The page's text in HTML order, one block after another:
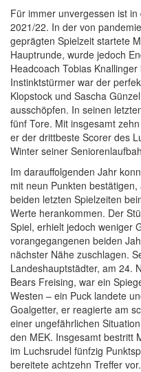
Für immer unvergessen ist
2021/22. In der von
geprägten Spielzeit startete
Hauptrunde, wurde jedoch
Headcoach Tobias
Instinktstürmer war der
Klopstock und Sascha
ausschöpfen. In seinen
fünf Tore. Mit insgesamt
er der drittbeste Scorer des
Winter seiner
Im darauffolgenden Jahr
mit neun Punkten
beiden letzten Spielzeiten
Werte herankommen. Der
Spiel, erhielt jedoch weniger
vorangegangenen beiden
nächster Nähe zuschlagen.
Landeshauptstädter, am 24.
Bears Freising, war ein
Westen – ein Puck landete
Goalgetter, er reagierte am
einer ungefährlichen
den MEK. Insgesamt bestritt
im Luchsrudel fünfzig
bereitete achtzehn Treffer vor.